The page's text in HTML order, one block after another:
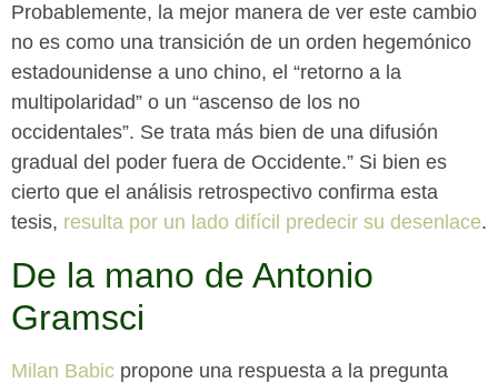
Probablemente, la mejor manera de ver este cambio
no es como una transición de un orden hegemónico
estadounidense a uno chino, el “retorno a la
multipolaridad” o un “ascenso de los no
occidentales”. Se trata más bien de una difusión
gradual del poder fuera de Occidente.” Si bien es
cierto que el análisis retrospectivo confirma esta
tesis, resulta por un lado difícil predecir su desenlace.
De la mano de Antonio
Gramsci
Milan Babic propone una respuesta a la pregunta